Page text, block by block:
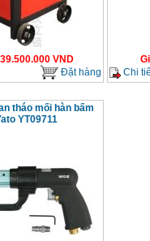
39.500.000 VND
Đặt hàng
Chi
tháo mối hàn bấm
YT09711